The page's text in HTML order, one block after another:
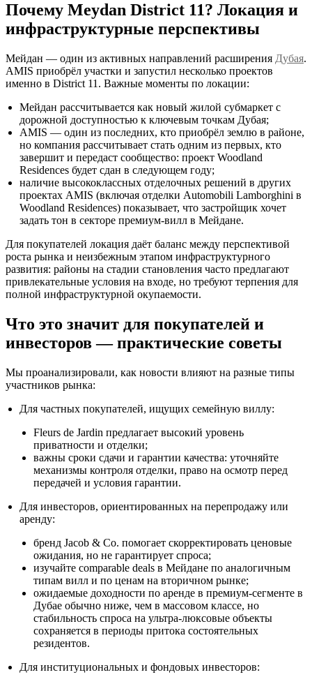
Почему Meydan District 11? Локация и
инфраструктурные перспективы
Мейдан — один из активных направлений расширения Дубая.
AMIS приобрёл участки и запустил несколько проектов
именно в District 11. Важные моменты по локации:
Мейдан рассчитывается как новый жилой субмаркет с
дорожной доступностью к ключевым точкам Дубая;
AMIS — один из последних, кто приобрёл землю в районе,
но компания рассчитывает стать одним из первых, кто
завершит и передаст сообщество: проект Woodland
Residences будет сдан в следующем году;
наличие высококлассных отделочных решений в других
проектах AMIS (включая отделки Automobili Lamborghini в
Woodland Residences) показывает, что застройщик хочет
задать тон в секторе премиум-вилл в Мейдане.
Для покупателей локация даёт баланс между перспективой
роста рынка и неизбежным этапом инфраструктурного
развития: районы на стадии становления часто предлагают
привлекательные условия на входе, но требуют терпения для
полной инфраструктурной окупаемости.
Что это значит для покупателей и
инвесторов — практические советы
Мы проанализировали, как новости влияют на разные типы
участников рынка:
Для частных покупателей, ищущих семейную виллу:
Fleurs de Jardin предлагает высокий уровень
приватности и отделки;
важны сроки сдачи и гарантии качества: уточняйте
механизмы контроля отделки, право на осмотр перед
передачей и условия гарантии.
Для инвесторов, ориентированных на перепродажу или
аренду:
бренд Jacob & Co. помогает скорректировать ценовые
ожидания, но не гарантирует спроса;
изучайте comparable deals в Мейдане по аналогичным
типам вилл и по ценам на вторичном рынке;
ожидаемые доходности по аренде в премиум-сегменте в
Дубае обычно ниже, чем в массовом классе, но
стабильность спроса на ультра-люксовые объекты
сохраняется в периоды притока состоятельных
резидентов.
Для институциональных и фондовых инвесторов: